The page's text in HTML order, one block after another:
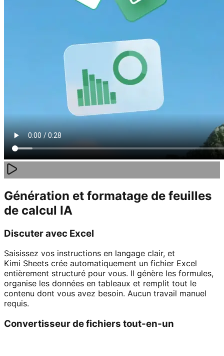
Génération et formatage de feuilles
de calcul IA
Discuter avec Excel
Saisissez vos instructions en langage clair, et
Kimi Sheets crée automatiquement un fichier Excel
entièrement structuré pour vous. Il génère les formules,
organise les données en tableaux et remplit tout le
contenu dont vous avez besoin. Aucun travail manuel
requis.
Convertisseur de fichiers tout-en-un